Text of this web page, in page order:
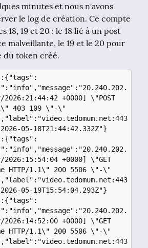
minutes et nous n'avons
le log de création. Ce compte
18, 19 et 20 : le 18 lié à un post
malveillante, le 19 et le 20 pour
du token créé.
+0000] \"POST
403 109 \"-\"
05-18T21:44:42.332Z"}
+0000] \"GET
HTTP/1.1\" 200 5506 \"-\"
05-19T15:54:04.293Z"}
+0000] \"GET
HTTP/1.1\" 200 5506 \"-\"